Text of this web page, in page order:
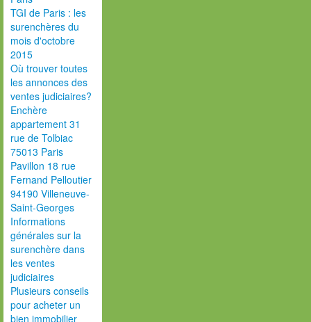
TGI de Paris : les
surenchères du
mois d'octobre
2015
Où trouver toutes
les annonces des
ventes judiciaires?
Enchère
appartement 31
rue de Tolbiac
75013 Paris
Pavillon 18 rue
Fernand Pelloutier
94190 Villeneuve-
Saint-Georges
Informations
générales sur la
surenchère dans
les ventes
judiciaires
Plusieurs conseils
pour acheter un
bien immobilier